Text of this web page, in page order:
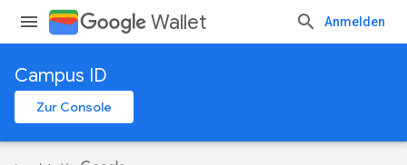
Wallet Anmelden
Campus ID
Zur Console